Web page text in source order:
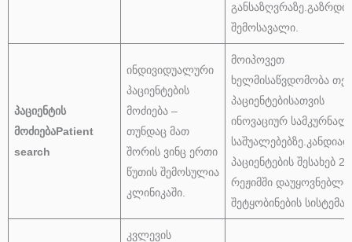
შემოსავალი.
პაციენტის
მოძიებაPatient
search
ინდივიდუალური
პაციენტების
მოძიება –
თუნდაც მათ
შორის ვინც ერთი
წუთის შემოსულია
კლინიკაში.
მოიპოვეთ
ხელმისაწვდომობა
პაციენტებისათვის
ინოვაციურ
პაციენტების შესახებ
რეჟიმში
შეტყობინების სისტემა.
კვლევის